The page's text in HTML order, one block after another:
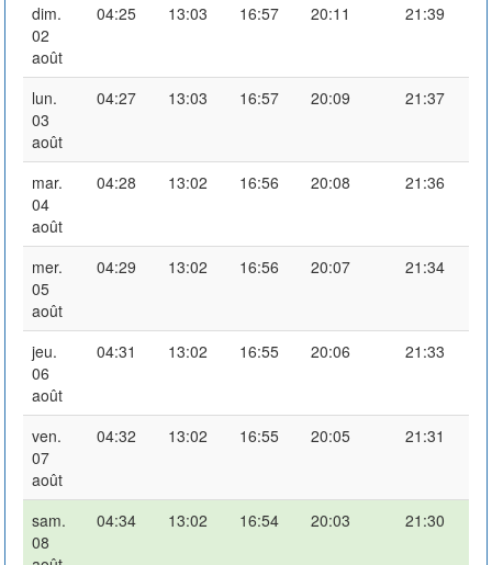
dim.
02
août
04:25 13:03 16:57 20:11 21:39
lun.
03
août
04:27 13:03 16:57 20:09 21:37
mar.
04
août
04:28 13:02 16:56 20:08 21:36
mer.
05
août
04:29 13:02 16:56 20:07 21:34
jeu.
06
août
04:31 13:02 16:55 20:06 21:33
ven.
07
août
04:32 13:02 16:55 20:05 21:31
sam.
08
04:34 13:02 16:54 20:03 21:30